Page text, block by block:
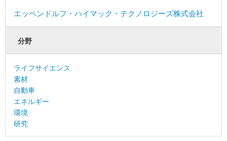
エッペンドルフ・ハイマック・テクノロジーズ株式会社
分野
ライフサイエンス
素材
自動車
エネルギー
環境
研究